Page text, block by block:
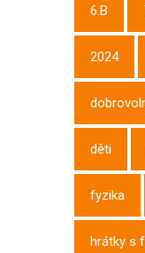
6.B
2024
děti
fyzika
hrátky s